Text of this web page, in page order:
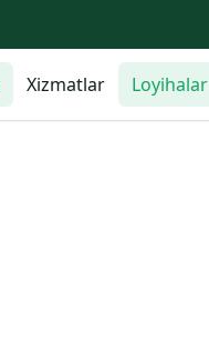
Xizmatlar Loyihalar